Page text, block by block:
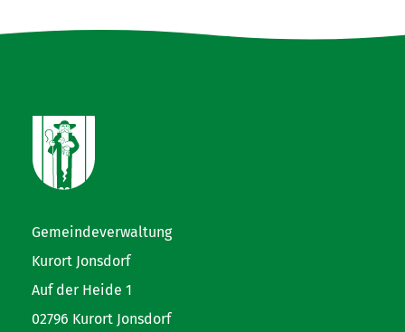
Gemeindeverwaltung
Kurort Jonsdorf
Auf der Heide 1
02796 Kurort Jonsdorf